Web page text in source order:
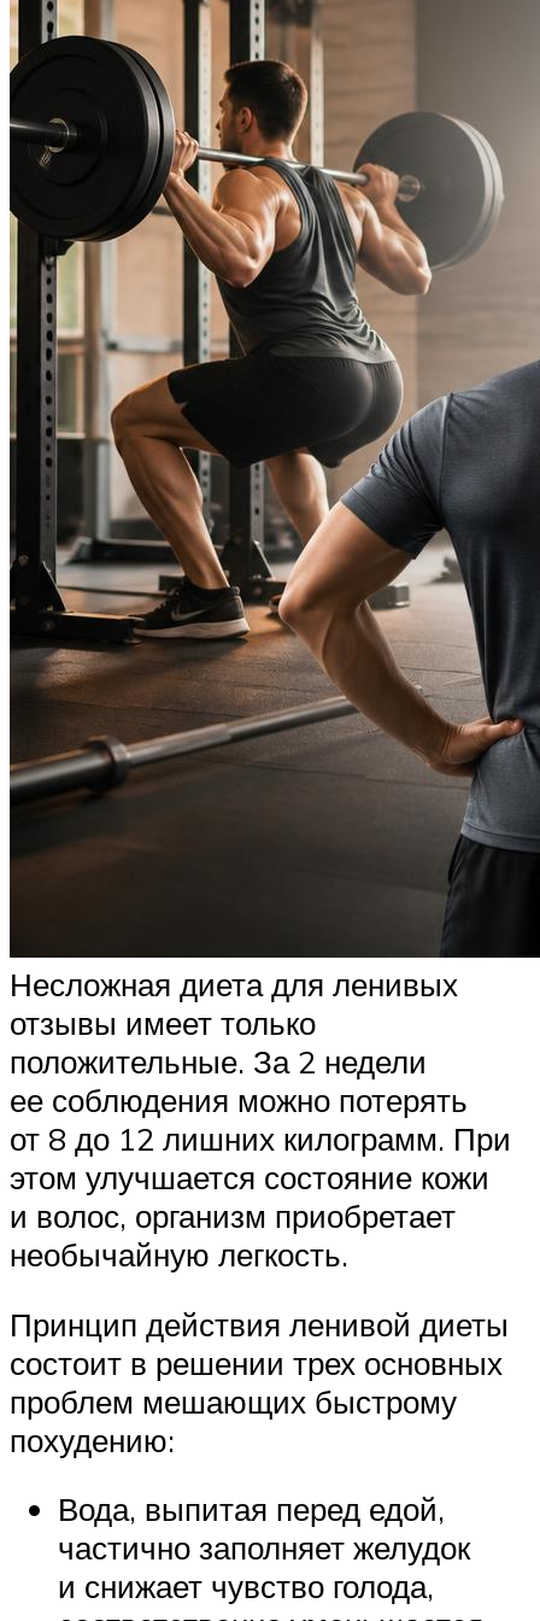
Несложная диета для ленивых
отзывы имеет только
положительные. За 2 недели
ее соблюдения можно потерять
от 8 до 12 лишних килограмм. При
этом улучшается состояние кожи
и волос, организм приобретает
необычайную легкость.
Принцип действия ленивой диеты
состоит в решении трех основных
проблем мешающих быстрому
похудению:
Вода, выпитая перед едой,
частично заполняет желудок
и снижает чувство голода,